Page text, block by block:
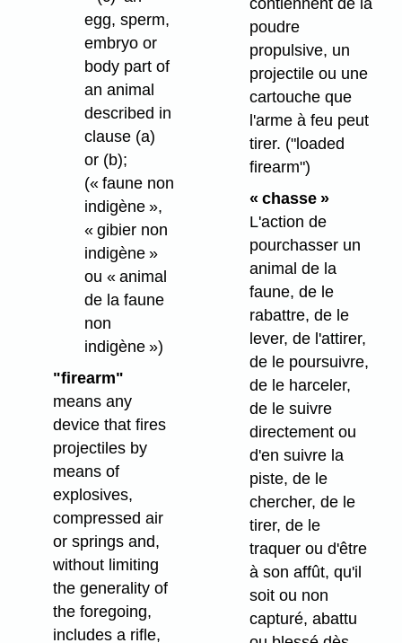
egg, sperm,
embryo or
body part of
an animal
described in
clause (a)
or (b);
(« faune non
indigène »,
« gibier non
indigène »
ou « animal
de la faune
non
indigène »)
"firearm"
means any
device that fires
projectiles by
means of
explosives,
compressed air
or springs and,
without limiting
the generality of
the foregoing,
includes a rifle,
contiennent de la
poudre
propulsive, un
projectile ou une
cartouche que
l'arme à feu peut
tirer. ("loaded
firearm")
« chasse »
L'action de
pourchasser un
animal de la
faune, de le
rabattre, de le
lever, de l'attirer,
de le poursuivre,
de le harceler,
de le suivre
directement ou
d'en suivre la
piste, de le
chercher, de le
tirer, de le
traquer ou d'être
à son affût, qu'il
soit ou non
capturé, abattu